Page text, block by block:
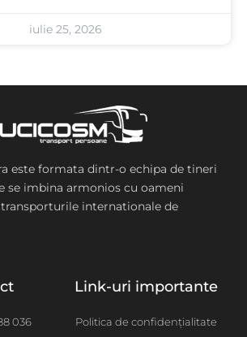
iulie 25, 2026
este formata dintr-o echipa de tineri
se imbina armonios cu oameni
internationale de
036
Link-uri importante
Politica de confidențialitate